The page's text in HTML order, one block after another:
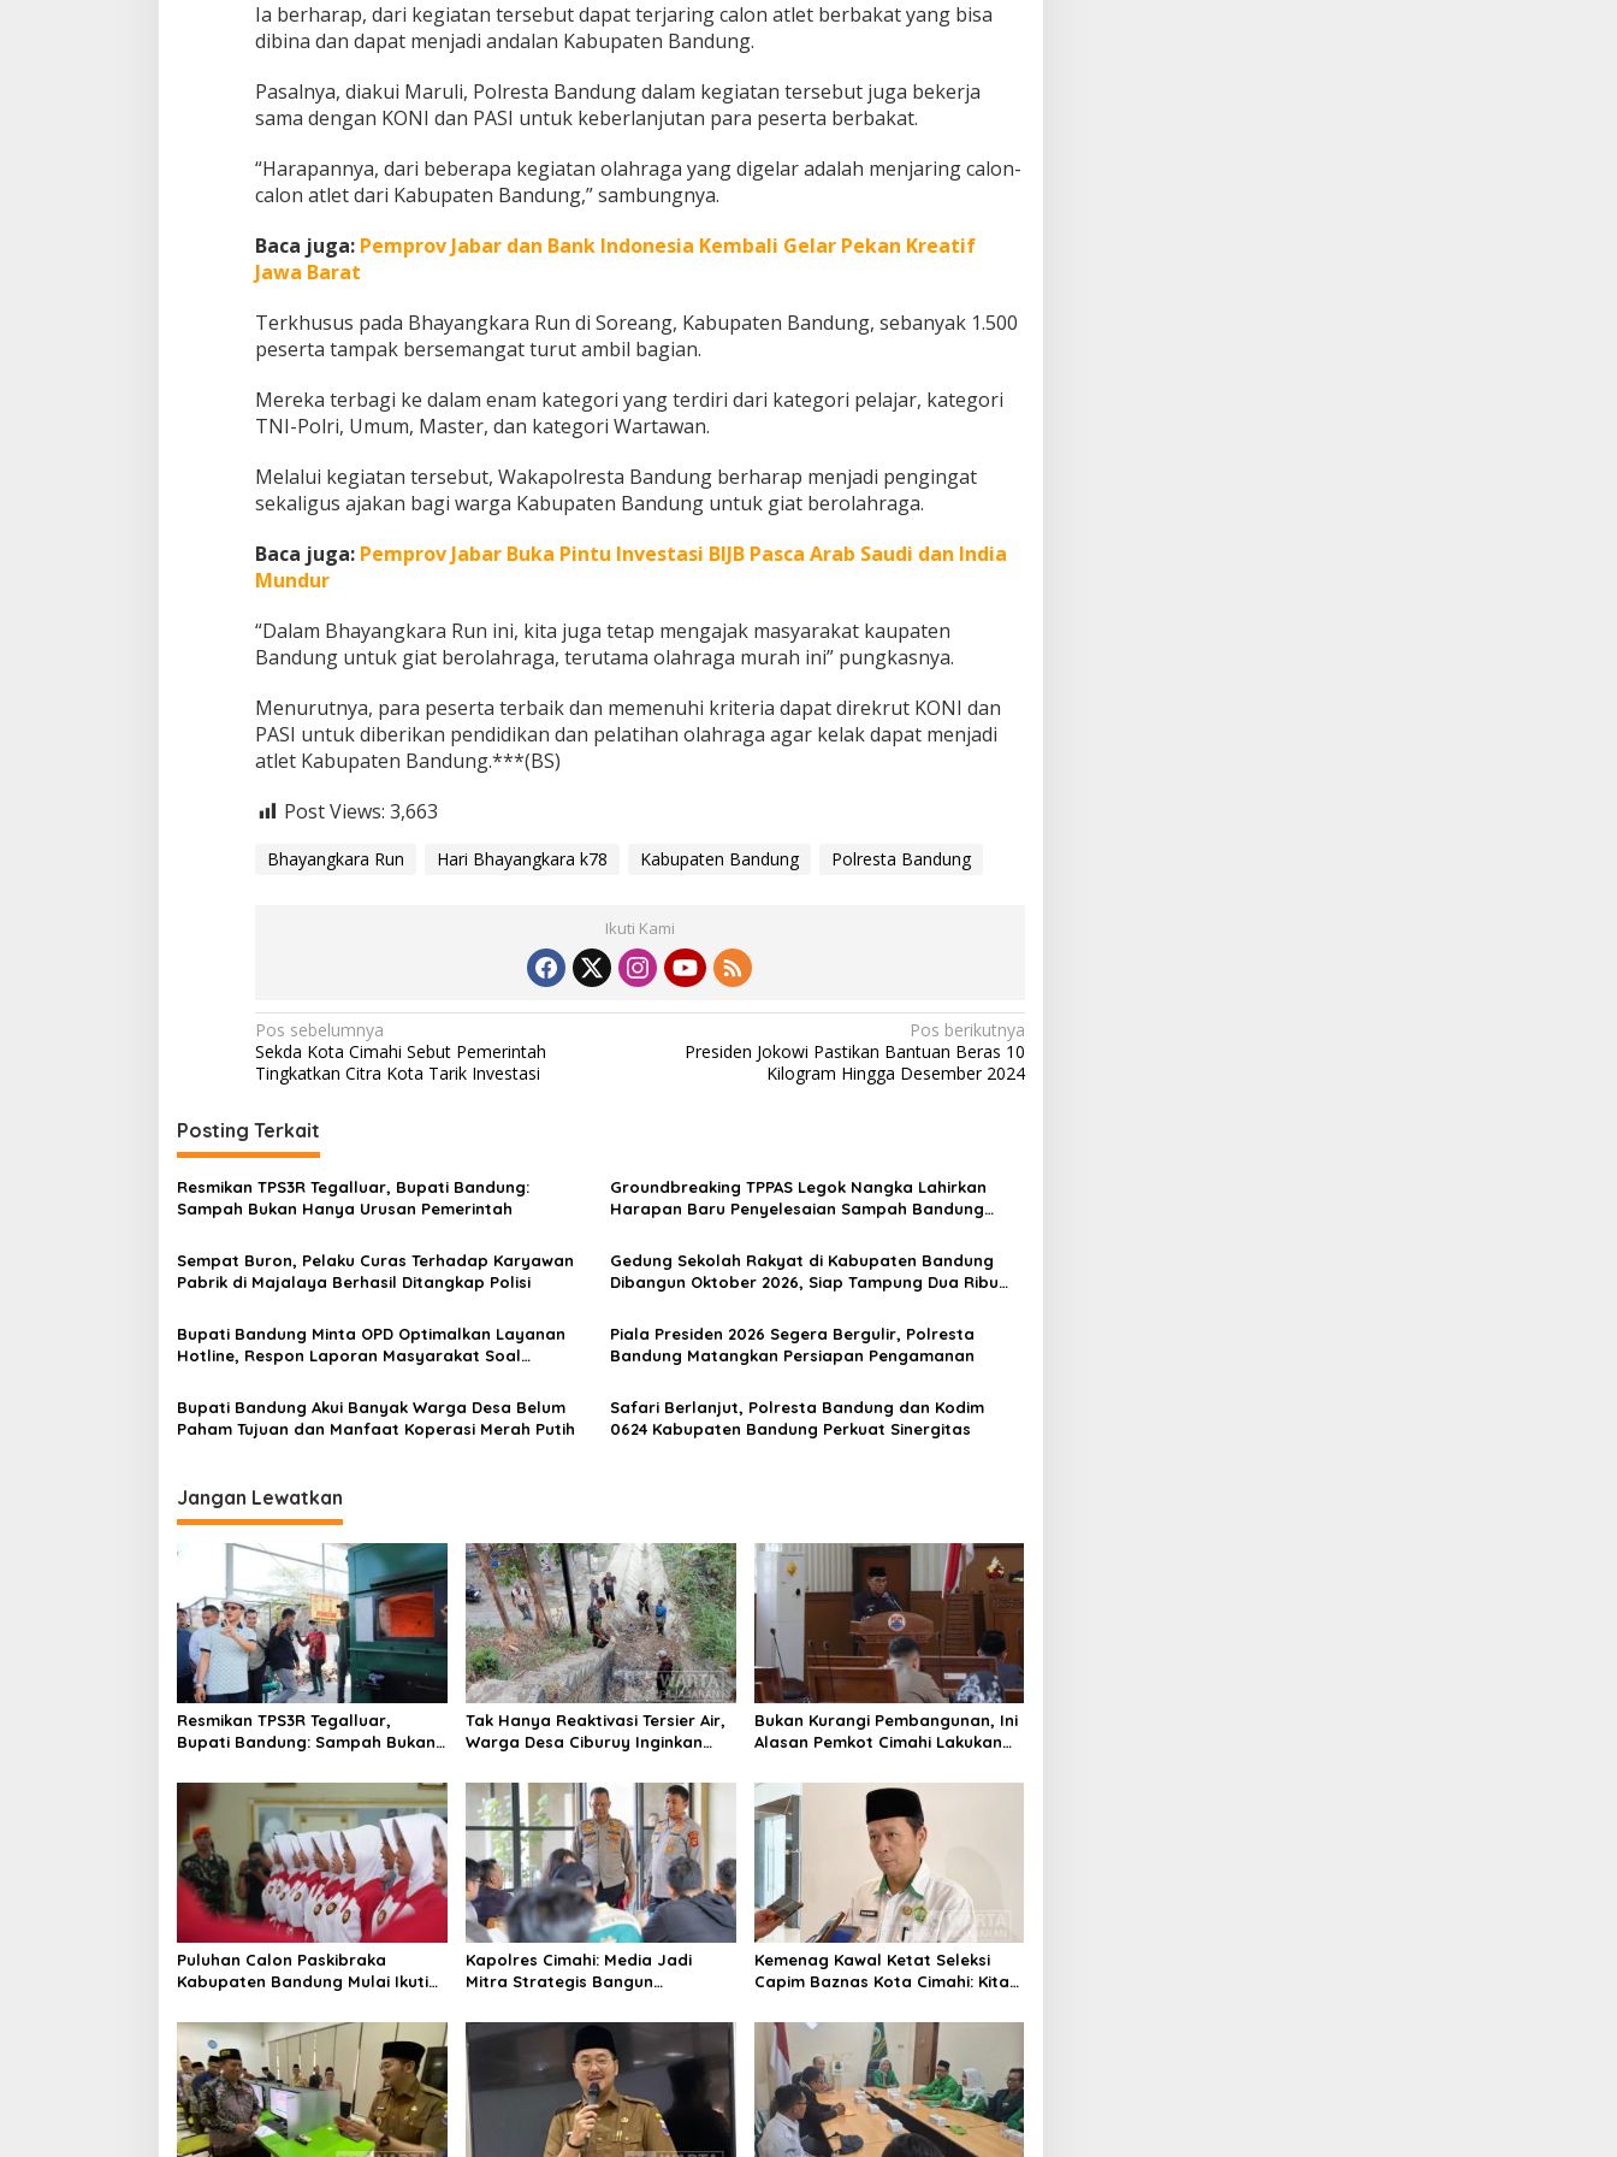
Ia berharap, dari kegiatan tersebut dapat terjaring calon atlet berbakat yang bisa
dibina dan dapat menjadi andalan Kabupaten Bandung.
Pasalnya, diakui Maruli, Polresta Bandung dalam kegiatan tersebut juga bekerja
sama dengan KONI dan PASI untuk keberlanjutan para peserta berbakat.
“Harapannya, dari beberapa kegiatan olahraga yang digelar adalah menjaring calon-
calon atlet dari Kabupaten Bandung,” sambungnya.
Baca juga: Pemprov Jabar dan Bank Indonesia Kembali Gelar Pekan Kreatif
Jawa Barat
Terkhusus pada Bhayangkara Run di Soreang, Kabupaten Bandung, sebanyak 1.500
peserta tampak bersemangat turut ambil bagian.
Mereka terbagi ke dalam enam kategori yang terdiri dari kategori pelajar, kategori
TNI-Polri, Umum, Master, dan kategori Wartawan.
Melalui kegiatan tersebut, Wakapolresta Bandung berharap menjadi pengingat
sekaligus ajakan bagi warga Kabupaten Bandung untuk giat berolahraga.
Baca juga: Pemprov Jabar Buka Pintu Investasi BIJB Pasca Arab Saudi dan India
Mundur
“Dalam Bhayangkara Run ini, kita juga tetap mengajak masyarakat kaupaten
Bandung untuk giat berolahraga, terutama olahraga murah ini” pungkasnya.
Menurutnya, para peserta terbaik dan memenuhi kriteria dapat direkrut KONI dan
PASI untuk diberikan pendidikan dan pelatihan olahraga agar kelak dapat menjadi
atlet Kabupaten Bandung.***(BS)
Post Views: 3,663
Bhayangkara Run Hari Bhayangkara k78 Kabupaten Bandung Polresta Bandung
Ikuti Kami
N
a
i
g
a
i
p
o
s
Pos sebelumnya
Sekda Kota Cimahi Sebut Pemerintah
Tingkatkan Citra Kota Tarik Investasi
Pos berikutnya
Presiden Jokowi Pastikan Bantuan Beras 10
Kilogram Hingga Desember 2024
Posting Terkait
Resmikan TPS3R Tegalluar, Bupati Bandung:
Sampah Bukan Hanya Urusan Pemerintah
Groundbreaking TPPAS Legok Nangka Lahirkan
Harapan Baru Penyelesaian Sampah Bandung
Sempat Buron, Pelaku Curas Terhadap Karyawan
Pabrik di Majalaya Berhasil Ditangkap Polisi
Gedung Sekolah Rakyat di Kabupaten Bandung
Dibangun Oktober 2026, Siap Tampung Dua Ribu
Bupati Bandung Minta OPD Optimalkan Layanan
Hotline, Respon Laporan Masyarakat Soal
Piala Presiden 2026 Segera Bergulir, Polresta
Bandung Matangkan Persiapan Pengamanan
Bupati Bandung Akui Banyak Warga Desa Belum
Paham Tujuan dan Manfaat Koperasi Merah Putih
Safari Berlanjut, Polresta Bandung dan Kodim
0624 Kabupaten Bandung Perkuat Sinergitas
Jangan Lewatkan
Resmikan TPS3R Tegalluar,
Bupati Bandung: Sampah Bukan
Tak Hanya Reaktivasi Tersier Air,
Warga Desa Ciburuy Inginkan
Bukan Kurangi Pembangunan, Ini
Alasan Pemkot Cimahi Lakukan
Puluhan Calon Paskibraka
Kabupaten Bandung Mulai Ikuti
Kapolres Cimahi: Media Jadi
Mitra Strategis Bangun
Kemenag Kawal Ketat Seleksi
Capim Baznas Kota Cimahi: Kita
Berintegritas